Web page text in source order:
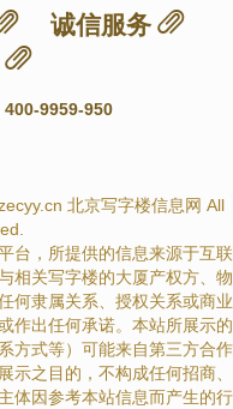
诚信服务
400-9959-950
北京写字楼信息网 All
台，所提供的信息来源于互联
相关写字楼的大厦产权方、物
何隶属关系、授权关系或商业
作出任何承诺。本站所展示的
方式等）可能来自第三方合作
示之目的，不构成任何招商、
体因参考本站信息而产生的行